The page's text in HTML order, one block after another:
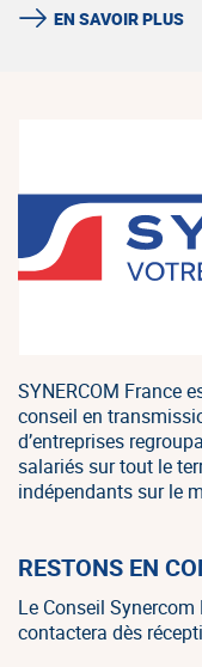
EN SAVOIR PLUS
SYNERCOM France
conseil en
d’entreprises
salariés sur tout le
indépendants sur le
RESTONS EN
Le Conseil
contactera dès